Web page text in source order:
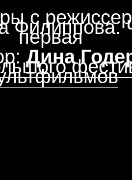
с
Филиппова.
первая
Дина